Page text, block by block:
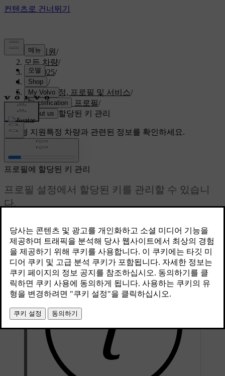
고객지원 /
모든 차량/
S60 2025/
매뉴얼 /
사용자 계정, 프로필 및 서비스/
차량 사용자 프로필/
프로필에 할당된 키 관리
맞춤형 지원 특정 차량과 관련된 정보를 확인하세요.
프로필에 할당된 키 관리
프로필 설정에서 할당된 키를 관리할 수 있습니
다.